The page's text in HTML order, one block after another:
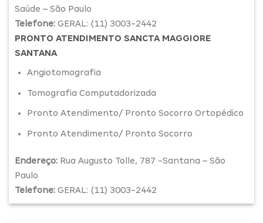
Saúde – São Paulo
Telefone: GERAL: (11) 3003-2442
PRONTO ATENDIMENTO SANCTA MAGGIORE
SANTANA
Angiotomografia
Tomografia Computadorizada
Pronto Atendimento/ Pronto Socorro Ortopédico
Pronto Atendimento/ Pronto Socorro
Endereço: Rua Augusto Tolle, 787 -Santana – São
Paulo
Telefone: GERAL: (11) 3003-2442